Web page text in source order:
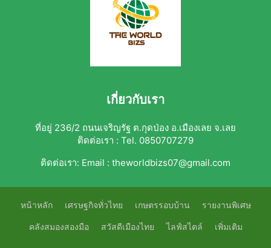
เกี่ยวกับเรา
ที่อยู่ 236/2 ถนนเจริญรัฐ ต.กุดป่อง อ.เมืองเลย จ.เลย
ติดต่อเรา : Tel. 0850707279
ติดต่อเรา: Email : theworldbizs07@gmail.com
หน้าหลัก เศรษฐกิจทั่วไทย เกษตรรอบบ้าน รายงานพิเศษ
คลังสมองสองมือ สวัสดีเมืองไทย ไลฟ์สไตล์ เพิ่มเติม